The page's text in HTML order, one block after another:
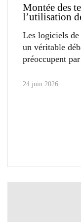
Montée des
l’utilisation
Les logiciels
un véritable
préoccupent
24 juin 2026